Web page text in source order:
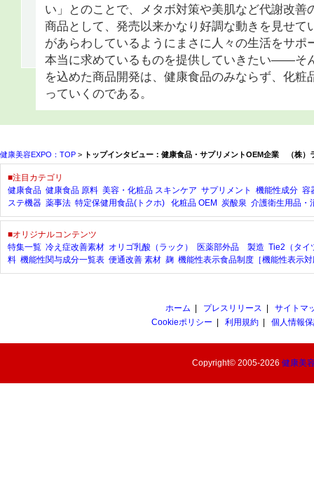
い」とのことで、メタボ対策や美肌など代謝改善
商品として、発売以来かなり好調な動きを見せて
があらわしているようにまさに人々の生活をサポ
本当に求めているものを提供していきたい――そ
を込めた商品開発は、健康食品のみならず、化粧
っていくのである。
健康美容EXPO：TOP > トップインタビュー：健康食品・サプリメントOEM企業 （株）
■注目カテゴリ
健康食品 健康食品 原料 美容・化粧品 スキンケア サプリメント 機能性成分 容
ステ機器 薬事法 特定保健用食品(トクホ) 化粧品 OEM 炭酸泉 介護衛生用品・
■オリジナルコンテンツ
特集一覧 冷え症改善素材 オリゴ乳酸（ラック） 医薬部外品 製造 Tie2（タイ
料 機能性関与成分一覧表 便通改善 素材 麹 機能性表示食品制度［機能性表示
ホーム プレスリリース |サイトマ
Cookieポリシー
|利用規約 |個人情報
Copyright© 2005-2026健康美